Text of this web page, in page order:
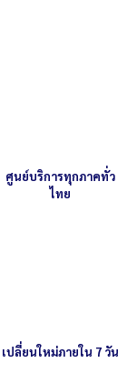
ศูนย์บริการทุกภาคทั่ว
ไทย
เปลี่ยนใหม่ภายใน 7 วัน